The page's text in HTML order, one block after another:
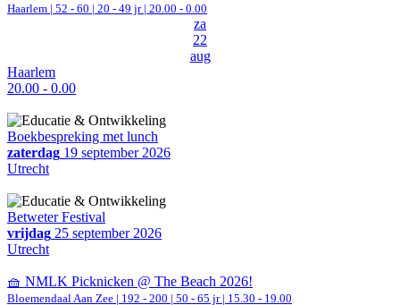
Haarlem | 52 - 60 | 20 - 49 jr | 20.00 - 0.00
za
22
aug
Haarlem
20.00 - 0.00
Boekbespreking met lunch
zaterdag 19 september 2026
Utrecht
Betweter Festival
vrijdag 25 september 2026
Utrecht
🧺 NMLK Picknicken @ The Beach 2026!
Bloemendaal Aan Zee | 192 - 200 | 50 - 65 jr | 15.30 - 19.00